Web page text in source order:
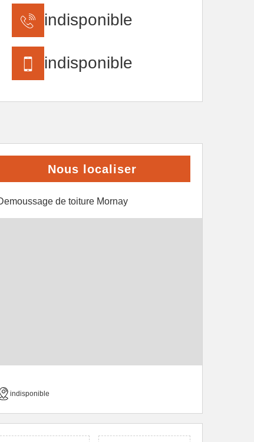
indisponible
indisponible
Nous localiser
de toiture Mornay
indisponible